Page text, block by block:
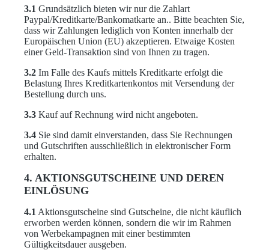
3.1 Grundsätzlich bieten wir nur die Zahlart
Paypal/Kreditkarte/Bankomatkarte an.. Bitte beachten Sie,
dass wir Zahlungen lediglich von Konten innerhalb der
Europäischen Union (EU) akzeptieren. Etwaige Kosten
einer Geld-Transaktion sind von Ihnen zu tragen.
3.2 Im Falle des Kaufs mittels Kreditkarte erfolgt die
Belastung Ihres Kreditkartenkontos mit Versendung der
Bestellung durch uns.
3.3 Kauf auf Rechnung wird nicht angeboten.
3.4 Sie sind damit einverstanden, dass Sie Rechnungen
und Gutschriften ausschließlich in elektronischer Form
erhalten.
4. AKTIONSGUTSCHEINE UND DEREN
EINLÖSUNG
4.1 Aktionsgutscheine sind Gutscheine, die nicht käuflich
erworben werden können, sondern die wir im Rahmen
von Werbekampagnen mit einer bestimmten
Gültigkeitsdauer ausgeben.